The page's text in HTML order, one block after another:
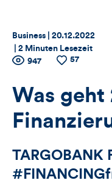
Thema:
Business | Datum:
20.12.2022
2 Minuten Lesezeit
Zähler
für
Views,
und
Anzahl
Views
947
Anzahl
57
Was geht
TARGOBANK